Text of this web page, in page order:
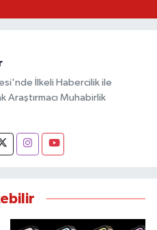
İlkeli Habercilik ile
Araştırmacı Muhabirlik